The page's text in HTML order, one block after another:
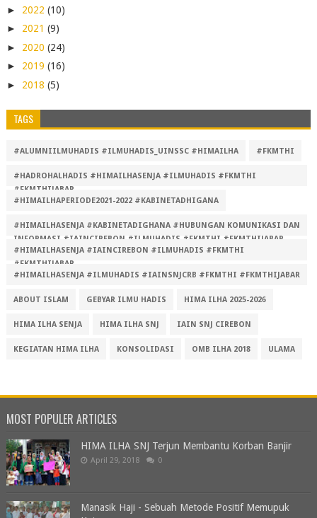
► 2022 (10)
► 2021 (9)
► 2020 (24)
► 2019 (16)
► 2018 (5)
TAGS
#ALUMNIILMUHADIS #ILMUHADIS_UINSSC #HIMAILHA #FKMTHI
#HADROHALHADIS #HIMAILHASENJA #ILMUHADIS #FKMTHI
#FKMTHIJABAR
#HIMAILHAPERIODE2021-2022 #KABINETADHIGANA
#HIMAILHASENJA #KABINETADIGHANA #HUBUNGAN KOMUNIKASI DAN
INFORMASI #IAINCIREBON #ILMUHADIS #FKMTHI #FKMTHIJABAR
#HIMAILHASENJA #IAINCIREBON #ILMUHADIS #FKMTHI
#FKMTHIJABAR
#HIMAILHASENJA #ILMUHADIS #IAINSNJCRB #FKMTHI #FKMTHIJABAR
ABOUT ISLAM GEBYAR ILMU HADIS HIMA ILHA 2025-2026
HIMA ILHA SENJA HIMA ILHA SNJ IAIN SNJ CIREBON
KEGIATAN HIMA ILHA KONSOLIDASI OMB ILHA 2018 ULAMA
MOST POPULER ARTICLES
HIMA ILHA SNJ Terjun Membantu Korban Banjir
April 29, 2018 0
Manasik Haji - Sebuah Metode Positif Memupuk